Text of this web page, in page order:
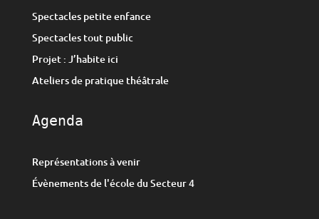
Spectacles petite enfance
Spectacles tout public
Projet : J’habite ici
Ateliers de pratique théâtrale
Agenda
Représentations à venir
Évènements de l'école du Secteur 4